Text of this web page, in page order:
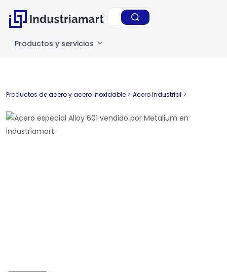
Productos y servicios
Productos de acero y acero inoxidable > Acero Industrial >